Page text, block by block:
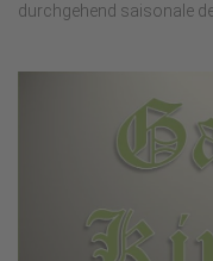
durchgehend saisonale